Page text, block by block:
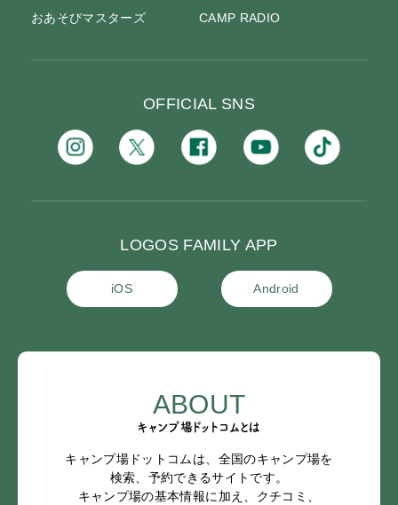
おあそびマスターズ CAMP RADIO
OFFICIAL SNS
LOGOS FAMILY APP
iOS Android
ABOUT
キャンプ場ドットコムとは
キャンプ場ドットコムは、全国のキャンプ場を
検索、予約できるサイトです。
キャンプ場の基本情報に加え、クチコミ、